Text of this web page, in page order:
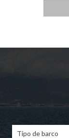
Tipo de barco